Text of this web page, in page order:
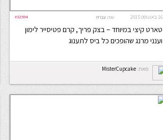
16 באוגוסט 2015 #32594 שפה: עברית
טארט קיצי במיוחד – בצק פריך, קרם פטיסייר לימון
וענני מרנג שהופכים כל ביס לתענוג
מאת: MisterCupcake